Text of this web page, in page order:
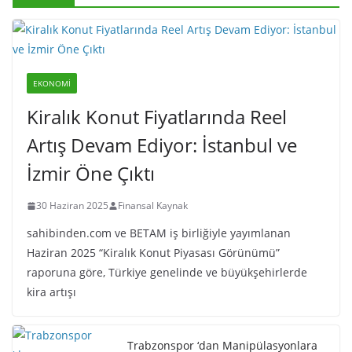
EKONOMI
Kiralık Konut Fiyatlarında Reel
Artış Devam Ediyor: İstanbul ve
İzmir Öne Çıktı
30 Haziran 2025 Finansal Kaynak
sahibinden.com ve BETAM iş birliğiyle yayımlanan
Haziran 2025 “Kiralık Konut Piyasası Görünümü”
raporuna göre, Türkiye genelinde ve büyükşehirlerde
kira artışı
Trabzonspor ‘dan Manipülasyonlara